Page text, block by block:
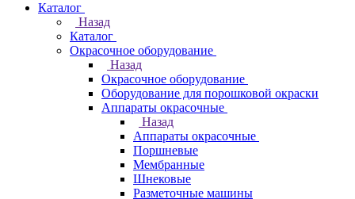
Каталог
Назад
Каталог
Окрасочное оборудование
Назад
Окрасочное оборудование
Оборудование для порошковой окраски
Аппараты окрасочные
Назад
Аппараты окрасочные
Поршневые
Мембранные
Шнековые
Разметочные машины